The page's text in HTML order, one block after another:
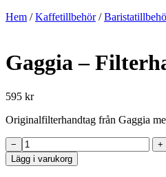
Hem /Kaffetillbehör/
Gaggia –
595 kr
Originalfilterhandtag från Gaggia
Gaggia
–
Filterhandtag
−
+
Lägg i varukorg